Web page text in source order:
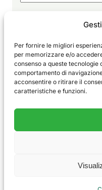
Per fornire le migliori
per memorizzare e/o
consenso a queste
comportamento di
acconsentire o ritirare il
caratteristiche e funzioni.
Sport
Vivi